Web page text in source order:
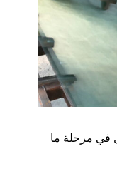
في مرحلة ما